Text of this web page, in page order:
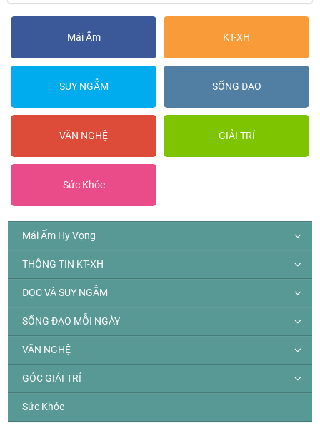
Mái Ấm KT-XH
SUY NGẪM SỐNG ĐẠO
VĂN NGHỆ GIẢI TRÍ
Sức Khỏe
Mái Ấm Hy Vọng
THÔNG TIN KT-XH
ĐỌC VÀ SUY NGẪM
SỐNG ĐẠO MỖI NGÀY
VĂN NGHỆ
GÓC GIẢI TRÍ
Sức Khỏe